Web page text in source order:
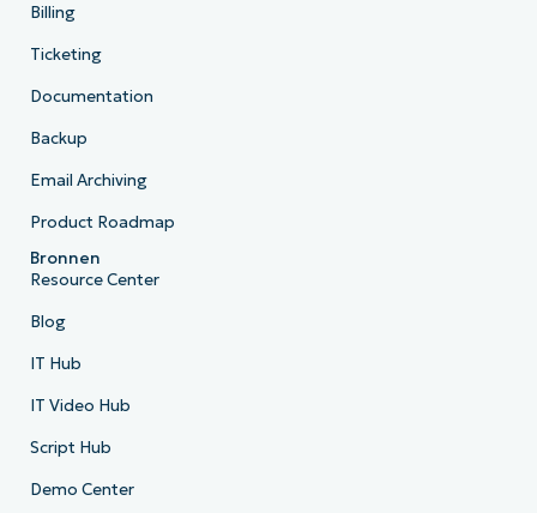
Billing
Ticketing
Documentation
Backup
Email Archiving
Product Roadmap
Bronnen
Resource Center
Blog
IT Hub
IT Video Hub
Script Hub
Demo Center